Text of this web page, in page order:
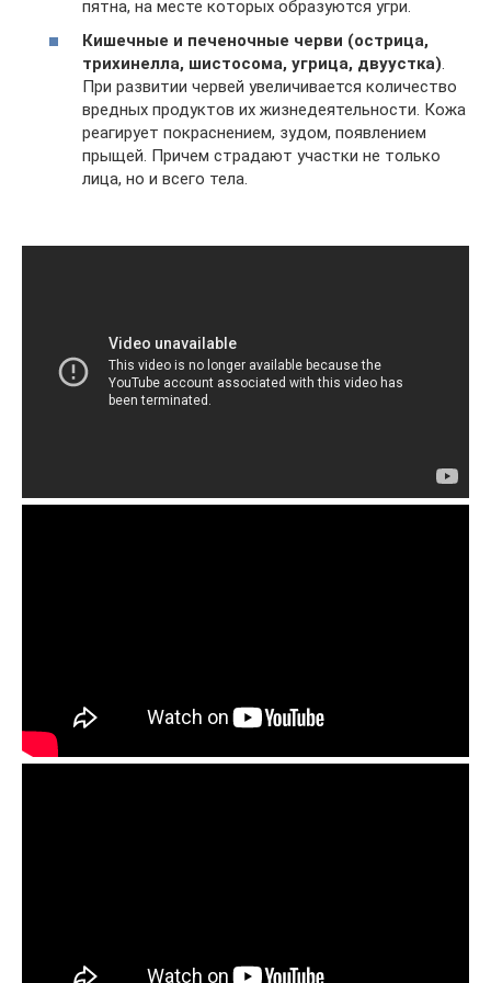
пятна, на месте которых образуются угри.
Кишечные и печеночные черви (острица,
трихинелла, шистосома, угрица, двуустка).
При развитии червей увеличивается количество
вредных продуктов их жизнедеятельности. Кожа
реагирует покраснением, зудом, появлением
прыщей. Причем страдают участки не только
лица, но и всего тела.